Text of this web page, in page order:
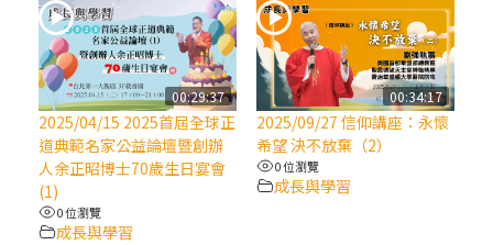
2025/10/10【萬物讚頌頌歌 – 太陽與生態音
樂會】紀念聖方濟與已逝教宗方濟各（上）
(9完結)黃敏正主教帶你做【將臨期避靜】—
匝凱的「新生命」：利他與內化
00:29:37
2025/04/15 2025首屆全球正
道典範名家公益論壇暨創辦
人余正昭博士70歲生日宴會
(1)
0 位瀏覽
成長與學習
00:34:17
2025/09/27 信仰講座：永懷
希望 決不放棄（2）
0 位瀏覽
成長與學習